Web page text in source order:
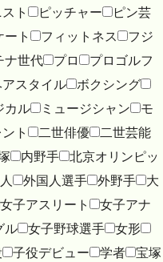
ト ピッチャー
ピン芸
ト フィットネス
フジ
ナ世代 プロ
プロゴルフ
アスタイル
ボクシング
カル ミュージシャン
モ
ト 二世俳優
二世芸能
内野手
北京オリンピッ
外国人選手 外野手
大
女子アスリート
女子アナ
ル 女子野球選手
女形
子役デビュー 学者
宝塚